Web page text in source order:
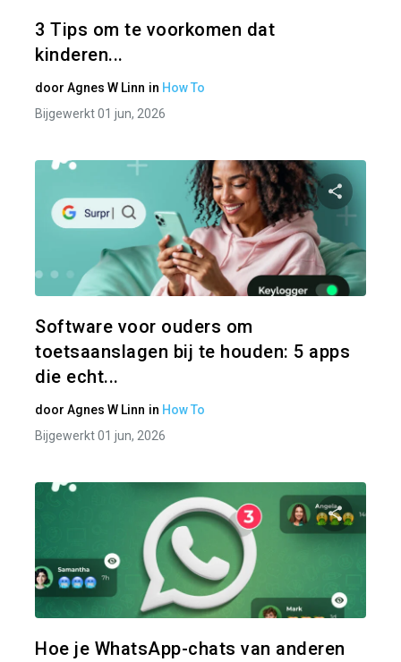
3 Tips om te voorkomen dat
kinderen...
door Agnes W Linn in How To
Bijgewerkt 01 jun, 2026
Software voor ouders om
toetsaanslagen bij te houden: 5 apps
die echt...
door Agnes W Linn in How To
Bijgewerkt 01 jun, 2026
Hoe je WhatsApp-chats van anderen